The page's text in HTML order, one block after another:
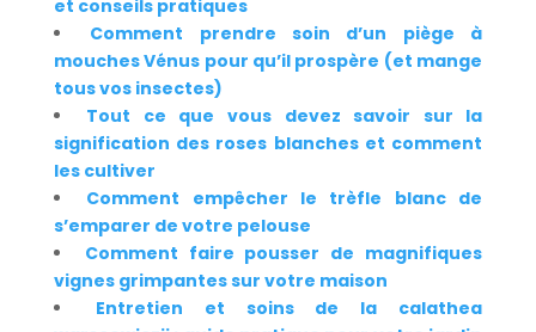
et conseils pratiques
Comment prendre soin d’un piège à
mouches Vénus pour qu’il prospère (et mange
tous vos insectes)
Tout ce que vous devez savoir sur la
signification des roses blanches et comment
les cultiver
Comment empêcher le trèfle blanc de
s’emparer de votre pelouse
Comment faire pousser de magnifiques
vignes grimpantes sur votre maison
Entretien et soins de la calathea